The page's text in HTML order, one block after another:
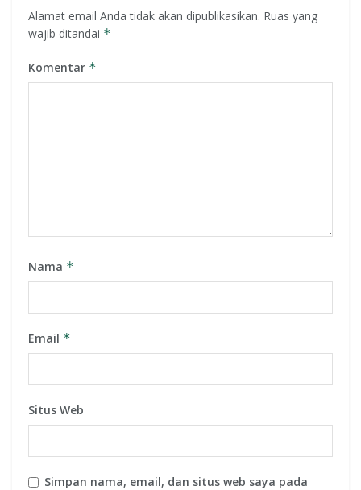
Alamat email Anda tidak akan dipublikasikan. Ruas yang
wajib ditandai *
Komentar *
Nama *
Email *
Situs Web
Simpan nama, email, dan situs web saya pada